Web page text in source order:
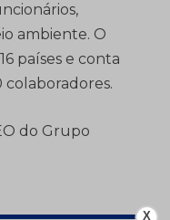
ambiente. O
países e conta
do Grupo
X